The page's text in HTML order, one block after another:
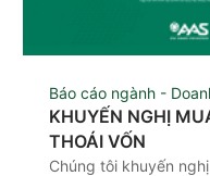
Báo cáo ngành -
KHUYẾN NGHỊ
THOÁI VỐN
Chúng tôi khuyến